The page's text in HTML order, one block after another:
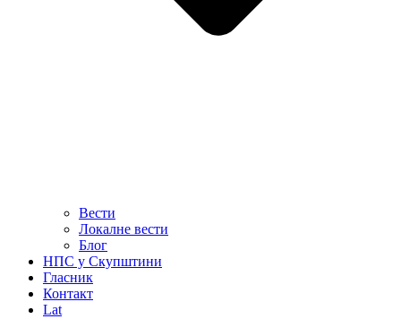
Вести
Локалне вести
Блог
НПС у Скупштини
Гласник
Контакт
Lat